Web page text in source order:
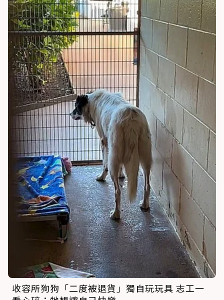
收容所狗狗「二度被退貨」獨自玩玩具 志工一